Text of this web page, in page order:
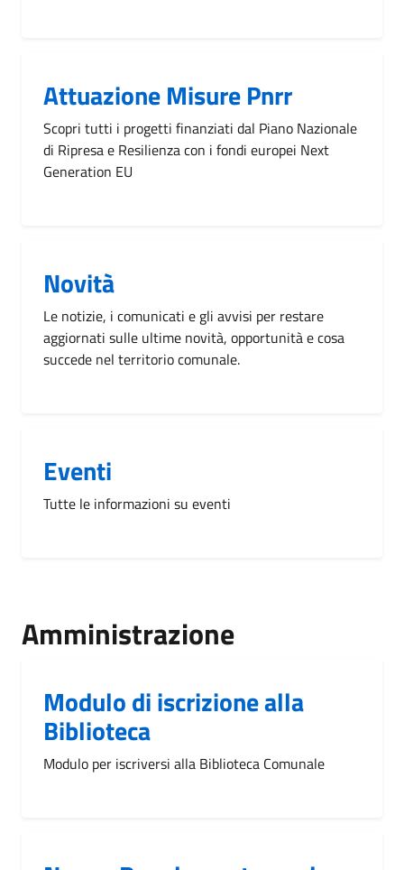
Attuazione Misure Pnrr
Scopri tutti i progetti finanziati dal Piano Nazionale
di Ripresa e Resilienza con i fondi europei Next
Generation EU
Novità
Le notizie, i comunicati e gli avvisi per restare
aggiornati sulle ultime novità, opportunità e cosa
succede nel territorio comunale.
Eventi
Tutte le informazioni su eventi
Amministrazione
Modulo di iscrizione alla
Biblioteca
Modulo per iscriversi alla Biblioteca Comunale